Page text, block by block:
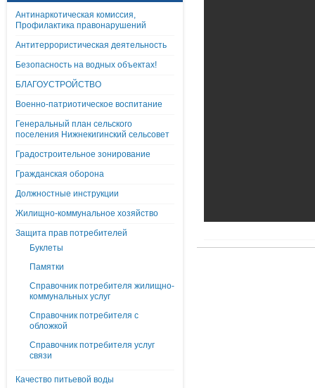
Антинаркотическая комиссия,
Профилактика правонарушений
Антитеррористическая деятельность
Безопасность на водных объектах!
БЛАГОУСТРОЙСТВО
Военно-патриотическое воспитание
Генеральный план сельского
поселения Нижнекигинский сельсовет
Градостроительное зонирование
Гражданская оборона
Должностные инструкции
Жилищно-коммунальное хозяйство
Защита прав потребителей
Буклеты
Памятки
Справочник потребителя жилищно-
коммунальных услуг
Справочник потребителя с
обложкой
Справочник потребителя услуг
связи
Качество питьевой воды